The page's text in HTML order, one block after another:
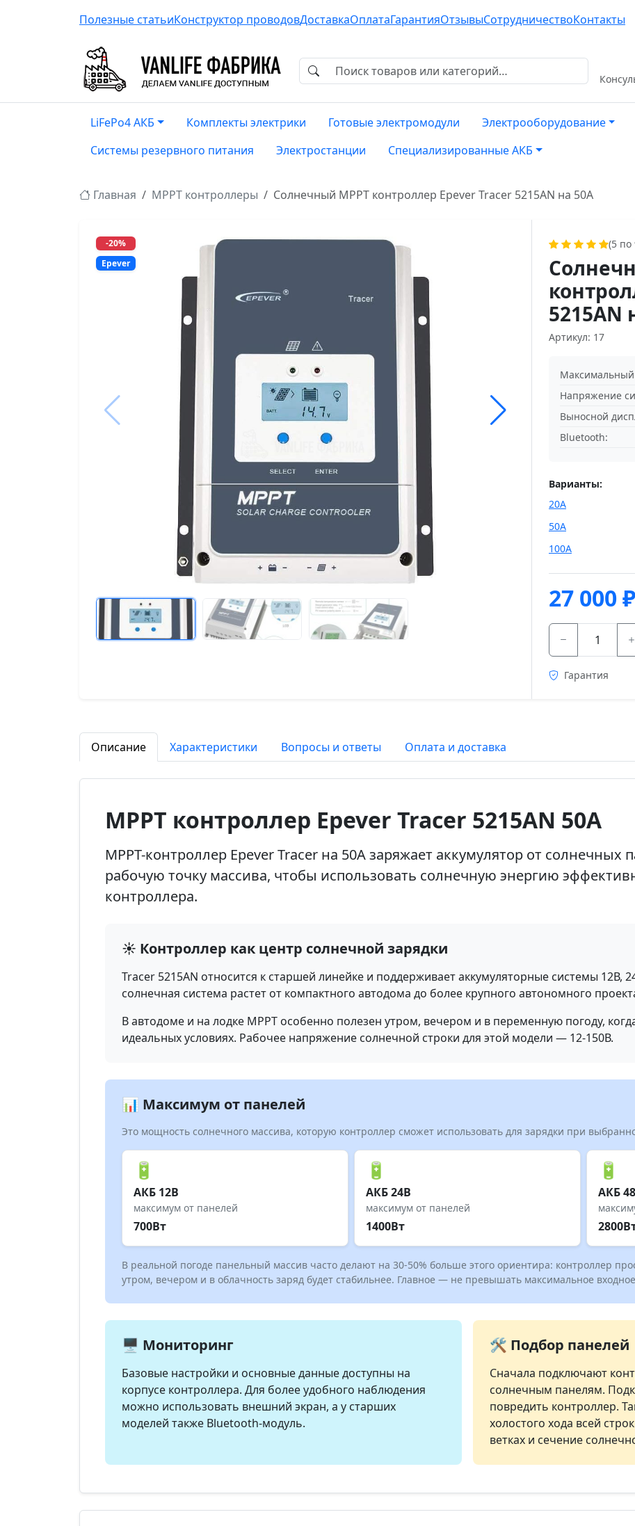
Полезные статьиКонструктор проводовДоставкаОплатаГарантияОтзывыСотрудничествоКонтакты
LiFePo4 АКБ Комплекты электрики Готовые электромодули Электрооборудование
Системы резервного питания
Электростанции Специализированные АКБ
Главная MPPT контроллеры Солнечный MPPT контроллер Epever Tracer 5215AN на 50A
-20%
Epever
(5 по
5215AN
Артикул: 17
Максимальный
Напряжение
Выносной
Bluetooth:
Варианты:
20А
50А
100А
27 000₽
Гарантия
Описание Характеристики Вопросы и ответы Оплата и доставка
MPPT контроллер Epever Tracer 5215AN 50A
MPPT-контроллер Epever Tracer на 50А заряжает аккумулятор от солнечных
рабочую точку массива, чтобы использовать солнечную энергию
контроллера.
☀️ Контроллер как центр солнечной зарядки
Tracer 5215AN относится к старшей линейке и поддерживает аккумуляторные системы 12В,
солнечная система растет от компактного автодома до более крупного автономного
В автодоме и на лодке MPPT особенно полезен утром, вечером и в переменную погоду,
идеальных условиях. Рабочее напряжение солнечной строки для этой модели — 12-150В.
📊 Максимум от панелей
Это мощность солнечного массива, которую контроллер сможет использовать для зарядки при
🔋
АКБ 12В
максимум от панелей
700Вт
🔋
АКБ 24В
максимум от панелей
1400Вт
🔋
АКБ
В реальной погоде панельный массив часто делают на 30-50% больше этого ориентира: контроллер
утром, вечером и в облачность заряд будет стабильнее. Главное — не превышать максимальное
🖥️ Мониторинг
Базовые настройки и основные данные доступны на
корпусе контроллера. Для более удобного наблюдения
можно использовать внешний экран, а у старших
моделей также Bluetooth-модуль.
🛠️ Подбор панелей
Сначала подключают
солнечным панелям.
повредить контроллер.
холостого хода всей
ветках и сечение